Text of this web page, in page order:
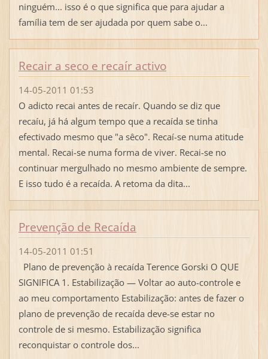
ninguém... isso é o que significa que para ajudar a
família tem de ser ajudada por quem sabe o...
Recair a seco e recaír activo
14-05-2011 01:53
O adicto recai antes de recaír. Quando se diz que
recaíu, já há algum tempo que a recaída se tinha
efectivado mesmo que "a sêco". Recaí-se numa atitude
mental. Recai-se numa forma de viver. Recai-se no
continuar mergulhado no mesmo ambiente de sempre.
E isso tudo é a recaída. A retoma da dita...
Prevenção de Recaída
14-05-2011 01:51
Plano de prevenção à recaída Terence Gorski O QUE
SIGNIFICA 1. Estabilização — Voltar ao auto-controle e
ao meu comportamento Estabilização: antes de fazer o
plano de prevenção de recaída deve-se estar no
controle de si mesmo. Estabilização significa
reconquistar o controle dos...